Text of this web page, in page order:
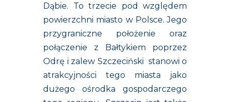
Dąbie. To trzecie pod względem
powierzchni miasto w Polsce. Jego
przygraniczne położenie oraz
połączenie z Bałtykiem poprzez
Odrę i zalew Szczeciński stanowi o
atrakcyjności tego miasta jako
dużego ośrodka gospodarczego